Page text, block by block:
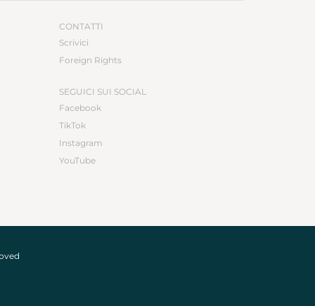
CONTATTI
Scrivici
Foreign Rights
SEGUICI SUI SOCIAL
Facebook
TikTok
Instagram
YouTube